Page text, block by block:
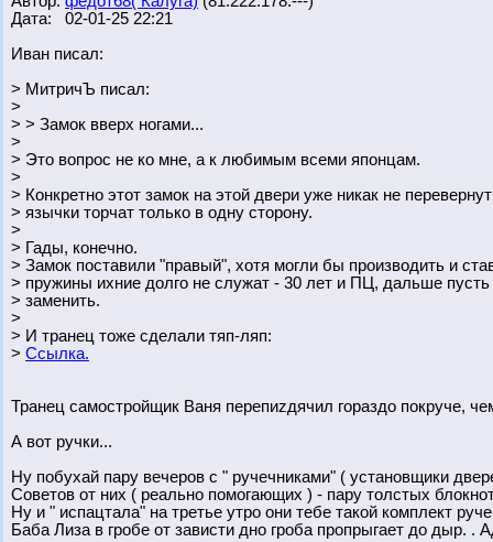
Дата: 02-01-25 22:21
Иван писал:
> МитричЪ писал:
>
> > Замок вверх ногами...
>
> Это вопрос не ко мне, а к любимым всеми японцам.
>
> Конкретно этот замок на этой двери уже никак не
> язычки торчат только в одну сторону.
>
> Гады, конечно.
> Замок поставили "правый", хотя могли бы производить и
> пружины ихние долго не служат - 30 лет и ПЦ, дальше
> заменить.
>
> И транец тоже сделали тяп-ляп:
> Ссылка.
Транец самостройщик Ваня перепиzдячил гораздо покруче,
А вот ручки...
Ну побухай пару вечеров с " ручечниками" ( установщики
Советов от них ( реально помогающих ) - пару толстых
Ну и " испацтала" на третье утро они тебе такой комплект
Баба Лиза в гробе от зависти дно гроба пропрыгает до дыр. .